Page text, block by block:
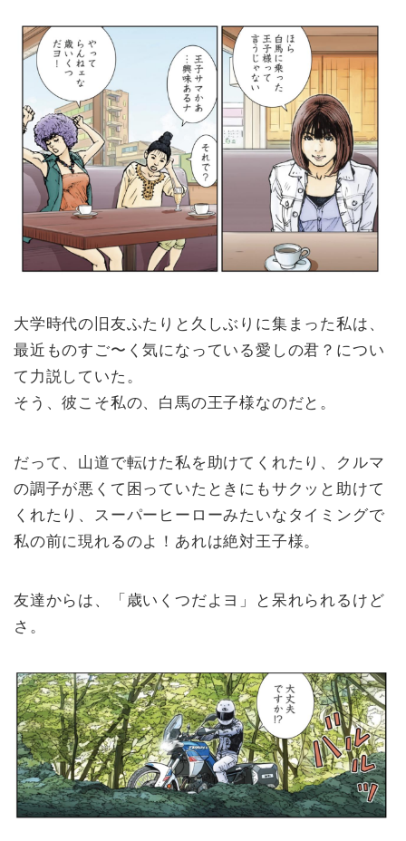
大学時代の旧友ふたりと久しぶりに集まった私は、
最近ものすご〜く気になっている愛しの君？につい
て力説していた。
そう、彼こそ私の、白馬の王子様なのだと。
だって、山道で転けた私を助けてくれたり、クルマ
の調子が悪くて困っていたときにもサクッと助けて
くれたり、スーパーヒーローみたいなタイミングで
私の前に現れるのよ！あれは絶対王子様。
友達からは、「歳いくつだよヨ」と呆れられるけど
さ。